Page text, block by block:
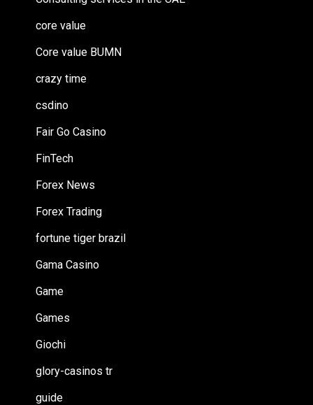
core value
Core value BUMN
crazy time
csdino
Fair Go Casino
FinTech
Forex News
Forex Trading
fortune tiger brazil
Gama Casino
Game
Games
Giochi
glory-casinos tr
guide